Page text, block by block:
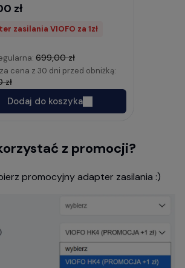
zł
zasilania VIOFO za 1zł
699,00 zł
cena z 30 dni przed obniżką:
zł
Dodaj do koszyka
z promocji?
promocyjny adapter zasilania :)